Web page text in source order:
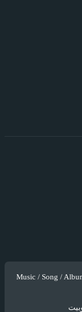
Music / Song /